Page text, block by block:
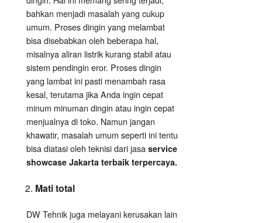
bahkan menjadi masalah yang cukup
umum. Proses dingin yang melambat
bisa disebabkan oleh beberapa hal,
misalnya aliran listrik kurang stabil atau
sistem pendingin eror. Proses dingin
yang lambat ini pasti menambah rasa
kesal, terutama jika Anda ingin cepat
minum minuman dingin atau ingin cepat
menjualnya di toko. Namun jangan
khawatir, masalah umum seperti ini tentu
bisa diatasi oleh teknisi dari jasa service
showcase Jakarta terbaik terpercaya.
Mati total
DW Tehnik juga melayani kerusakan lain